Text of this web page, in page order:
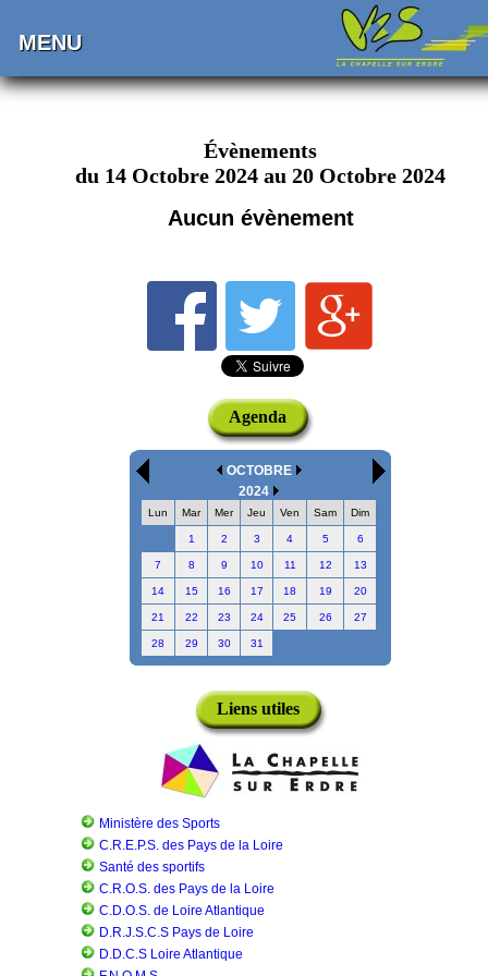
MENU
Évènements
du 14 Octobre 2024 au 20 Octobre 2024
Aucun évènement
Agenda
OCTOBRE
2024
Lun Mar Mer Jeu Ven Sam Dim
1 2 3 4 5 6
7 8 9 10 11 12 13
14 15 16 17 18 19 20
21 22 23 24 25 26 27
28 29 30 31
Liens utiles
Ministère des Sports
C.R.E.P.S. des Pays de la Loire
Santé des sportifs
C.R.O.S. des Pays de la Loire
C.D.O.S. de Loire Atlantique
D.R.J.S.C.S Pays de Loire
D.D.C.S Loire Atlantique